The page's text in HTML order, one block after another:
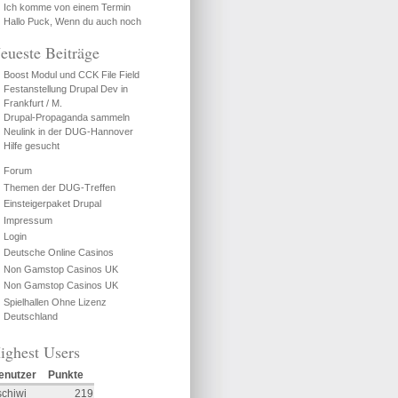
Ich komme von einem Termin
Hallo Puck, Wenn du auch noch
Beiträge
Boost Modul und CCK File Field
Festanstellung Drupal Dev in
Frankfurt / M.
Drupal-Propaganda sammeln
Neulink in der DUG-Hannover
Hilfe gesucht
Forum
Themen der DUG-Treffen
Einsteigerpaket Drupal
Impressum
Login
Deutsche Online Casinos
Non Gamstop Casinos UK
Non Gamstop Casinos UK
Spielhallen Ohne Lizenz
Deutschland
Users
Punkte
219